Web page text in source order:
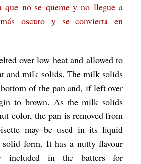
que no se queme y no llegue a
oscuro y se convierta en
over low heat and allowed to
andmilk solids. The milk solids
of the pan and, if left over
to brown. As the milk solids
color, the pan is removed from
may be used in its liquid
solid form. It has a nutty flavour
included in the batters for